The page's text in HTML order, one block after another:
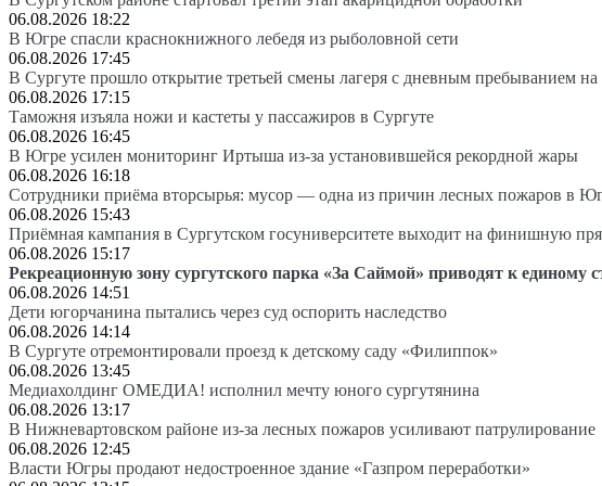
06.08.2026 18:22
В Югре спасли краснокнижного лебедя из рыболовной сети
06.08.2026 17:45
В Сургуте прошло открытие третьей смены лагеря с дневным пребыванием
06.08.2026 17:15
Таможня изъяла ножи и кастеты у пассажиров в Сургуте
06.08.2026 16:45
В Югре усилен мониторинг Иртыша из-за установившейся рекордной жары
06.08.2026 16:18
Сотрудники приёма вторсырья: мусор — одна из причин лесных пожаров в
06.08.2026 15:43
Приёмная кампания в Сургутском госуниверситете выходит на финишную
06.08.2026 15:17
Рекреационную зону сургутского парка «За Саймой» приводят к единому
06.08.2026 14:51
Дети югорчанина пытались через суд оспорить наследство
06.08.2026 14:14
В Сургуте отремонтировали проезд к детскому саду «Филиппок»
06.08.2026 13:45
Медиахолдинг ОМЕДИА! исполнил мечту юного сургутянина
06.08.2026 13:17
В Нижневартовском районе из-за лесных пожаров усиливают патрулирование
06.08.2026 12:45
Власти Югры продают недостроенное здание «Газпром переработки»